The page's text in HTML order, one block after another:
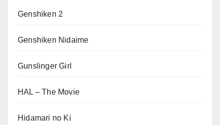
Genshiken 2
Genshiken Nidaime
Gunslinger Girl
HAL – The Movie
Hidamari no Ki